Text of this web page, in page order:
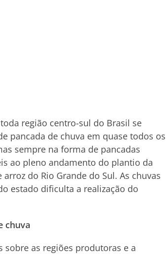
região centro-sul do Brasil se
pancada de chuva em quase todos os
sempre na forma de pancadas
ao pleno andamento do plantio da
do Rio Grande do Sul. As chuvas
estado dificulta a realização do
chuva
sobre as regiões produtoras e a